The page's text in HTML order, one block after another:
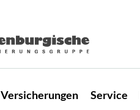
Versicherungen Service